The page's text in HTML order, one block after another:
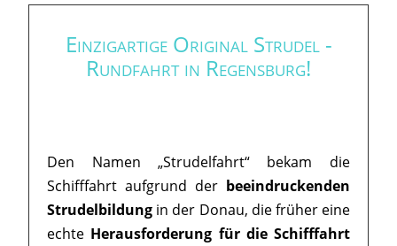
Einzigartige Original Strudel -
Rundfahrt in Regensburg!
Den Namen „Strudelfahrt“ bekam die
Schifffahrt aufgrund der beeindruckenden
Strudelbildung in der Donau, die früher eine
echte Herausforderung für die Schifffahrt